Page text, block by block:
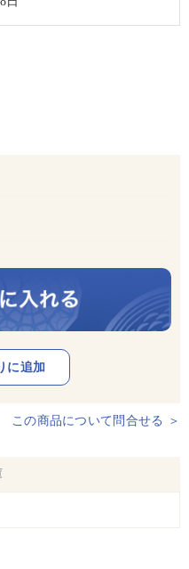
この商品について問合せる ＞